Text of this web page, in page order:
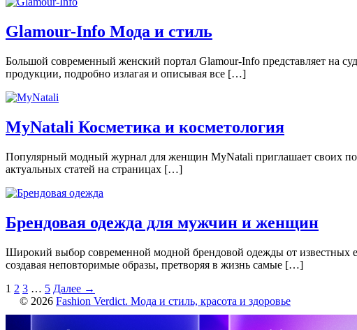
Glamour-Info Мода и стиль
Большой современный женский портал Glamour-Info представляет на
продукции, подробно излагая и описывая все […]
MyNatali Косметика и косметология
Популярный модный журнал для женщин MyNatali приглашает своих
актуальных статей на страницах […]
Брендовая одежда для мужчин и женщин
Широкий выбор современной модной брендовой одежды от известных
создавая неповторимые образы, претворяя в жизнь самые […]
1 2 3 … 5 Далее →
© 2026 Fashion Verdict. Мода и стиль, красота и здоровье